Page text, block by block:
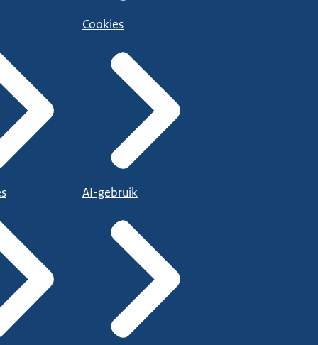
Cookies
AI-gebruik